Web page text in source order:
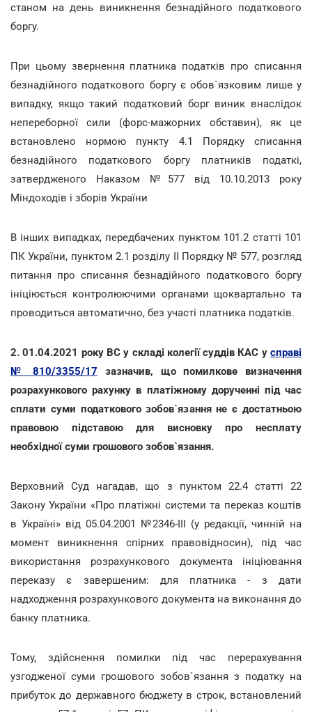
станом на день виникнення безнадійного податкового
боргу.
При цьому звернення платника податків про списання
безнадійного податкового боргу є обов`язковим лише у
випадку, якщо такий податковий борг виник внаслідок
непереборної сили (форс-мажорних обставин), як це
встановлено нормою пункту 4.1 Порядку списання
безнадійного податкового боргу платників податкі,
затвердженого Наказом №577 від 10.10.2013 року
Міндоходів і зборів України
В інших випадках, передбачених пунктом 101.2 статті 101
ПК України, пунктом 2.1 розділу ІІ Порядку № 577, розгляд
питання про списання безнадійного податкового боргу
ініціюється контролюючими органами щоквартально та
проводиться автоматично, без участі платника податків.
2. 01.04.2021 року ВС у складі колегії суддів КАС у справі
№ 810/3355/17 зазначив, що помилкове визначення
розрахункового рахунку в платіжному дорученні під час
сплати суми податкового зобов`язання не є достатньою
правовою підставою для висновку про несплату
необхідної суми грошового зобов`язання.
Верховний Суд нагадав, що з пунктом 22.4 статті 22
Закону України «Про платіжні системи та переказ коштів
в Україні» від 05.04.2001 №2346-III (у редакції, чинній на
момент виникнення спірних правовідносин), під час
використання розрахункового документа ініціювання
переказу є завершеним: для платника - з дати
надходження розрахункового документа на виконання до
банку платника.
Тому, здійснення помилки під час перерахування
узгодженої суми грошового зобов`язання з податку на
прибуток до державного бюджету в строк, встановлений